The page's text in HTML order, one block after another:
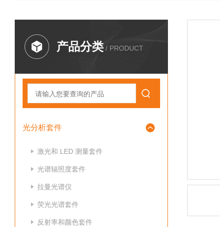
产品分类 / PRODUCT
光分析套件
激光和 LED 测量套件
光谱辐照度套件
拉曼光谱仪
荧光光谱套件
反射率和颜色套件